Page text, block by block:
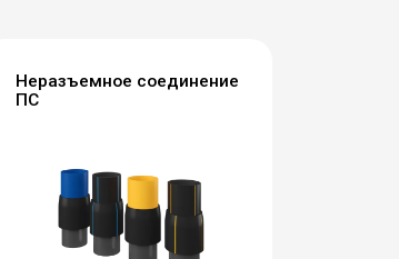
Неразъемное соединение
ПС